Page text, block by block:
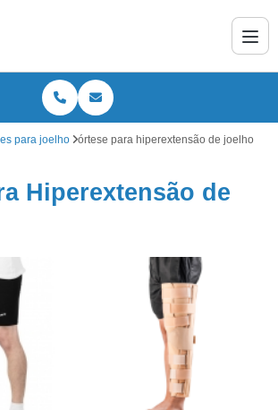
para joelho órtese para hiperextensão de joelho
Hiperextensão de